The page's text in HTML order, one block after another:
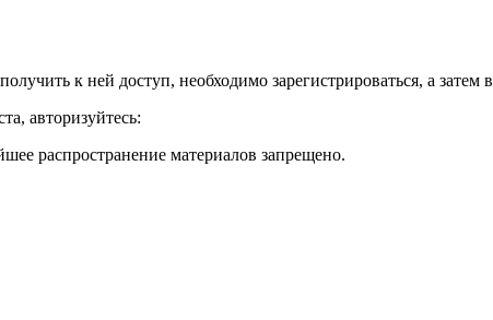
к ней доступ, необходимо зарегистрироваться, а затем в
авторизуйтесь:
распространение материалов запрещено.